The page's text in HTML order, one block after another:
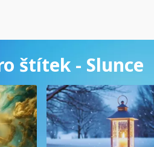
štítek - Slunce